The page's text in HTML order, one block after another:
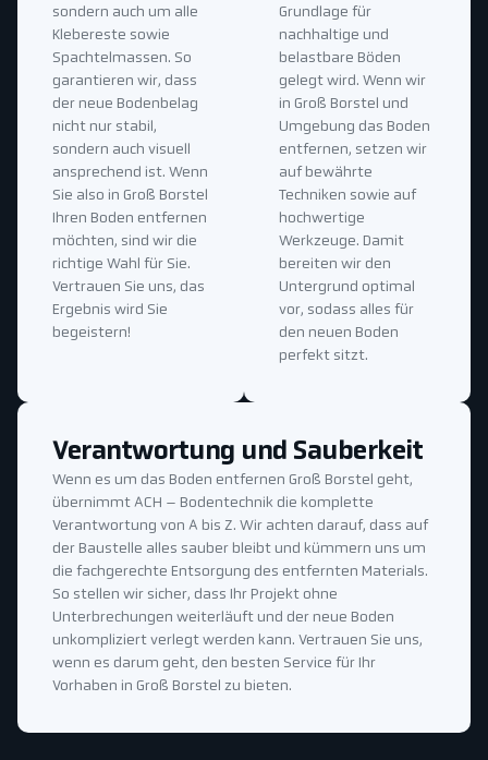
Grundlage für
nachhaltige und
belastbare Böden
gelegt wird. Wenn wir
in Groß Borstel und
Umgebung das Boden
entfernen, setzen wir
auf bewährte
Techniken sowie auf
hochwertige
Werkzeuge. Damit
bereiten wir den
Untergrund optimal
vor, sodass alles für
den neuen Boden
perfekt sitzt.
sondern auch um alle
Klebereste sowie
Spachtelmassen. So
garantieren wir, dass
der neue Bodenbelag
nicht nur stabil,
sondern auch visuell
ansprechend ist. Wenn
Sie also in Groß Borstel
Ihren Boden entfernen
möchten, sind wir die
richtige Wahl für Sie.
Vertrauen Sie uns, das
Ergebnis wird Sie
begeistern!
Verantwortung und Sauberkeit
Wenn es um das Boden entfernen Groß Borstel geht,
übernimmt ACH – Bodentechnik die komplette
Verantwortung von A bis Z. Wir achten darauf, dass auf
der Baustelle alles sauber bleibt und kümmern uns um
die fachgerechte Entsorgung des entfernten Materials.
So stellen wir sicher, dass Ihr Projekt ohne
Unterbrechungen weiterläuft und der neue Boden
unkompliziert verlegt werden kann. Vertrauen Sie uns,
wenn es darum geht, den besten Service für Ihr
Vorhaben in Groß Borstel zu bieten.